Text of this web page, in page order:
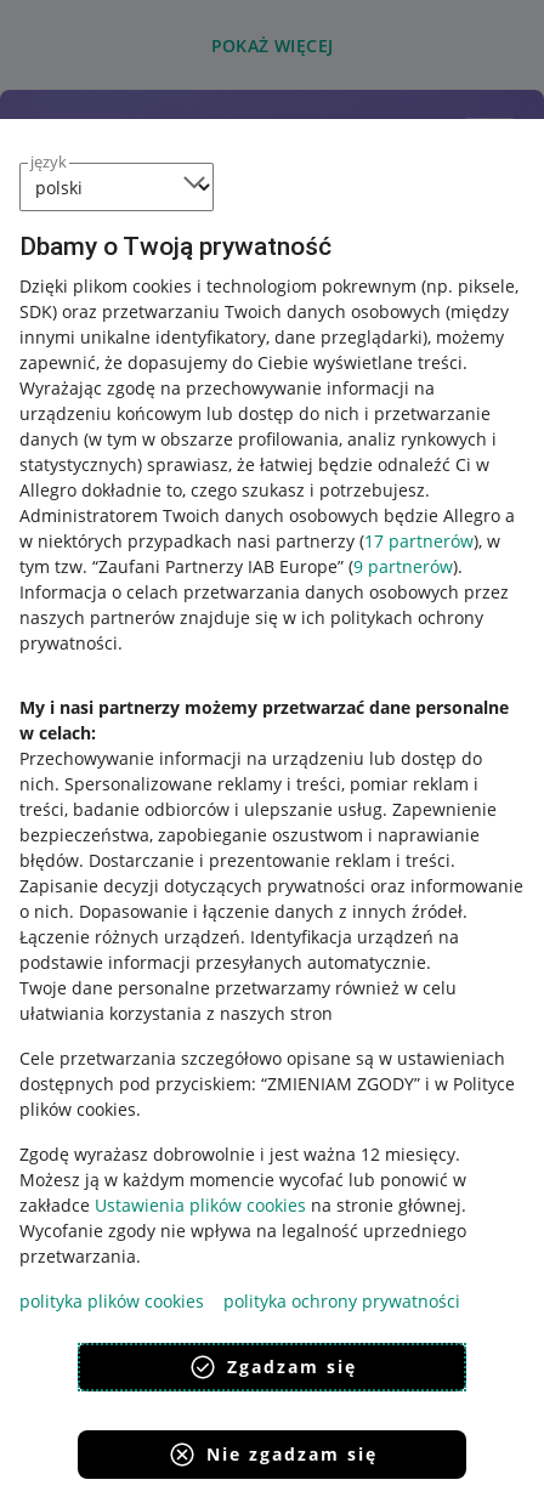
język
Dbamy o Twoją prywatność
Dzięki plikom cookies i technologiom pokrewnym (np. piksele,
SDK) oraz przetwarzaniu Twoich danych osobowych (między
innymi unikalne identyfikatory, dane przeglądarki), możemy
zapewnić, że dopasujemy do Ciebie wyświetlane treści.
Wyrażając zgodę na przechowywanie informacji na
urządzeniu końcowym lub dostęp do nich i przetwarzanie
danych (w tym w obszarze profilowania, analiz rynkowych i
statystycznych) sprawiasz, że łatwiej będzie odnaleźć Ci w
Allegro dokładnie to, czego szukasz i potrzebujesz.
Administratorem Twoich danych osobowych będzie Allegro a
w niektórych przypadkach nasi partnerzy (17 partnerów), w
tym tzw. “Zaufani Partnerzy IAB Europe” (9 partnerów).
Informacja o celach przetwarzania danych osobowych przez
naszych partnerów znajduje się w ich politykach ochrony
prywatności.
My i nasi partnerzy możemy przetwarzać dane personalne
w celach:
Przechowywanie informacji na urządzeniu lub dostęp do
nich. Spersonalizowane reklamy i treści, pomiar reklam i
treści, badanie odbiorców i ulepszanie usług. Zapewnienie
bezpieczeństwa, zapobieganie oszustwom i naprawianie
błędów. Dostarczanie i prezentowanie reklam i treści.
Zapisanie decyzji dotyczących prywatności oraz informowanie
o nich. Dopasowanie i łączenie danych z innych źródeł.
Łączenie różnych urządzeń. Identyfikacja urządzeń na
podstawie informacji przesyłanych automatycznie.
Twoje dane personalne przetwarzamy również w celu
ułatwiania korzystania z naszych stron
Cele przetwarzania szczegółowo opisane są w ustawieniach
dostępnych pod przyciskiem: “ZMIENIAM ZGODY” i w Polityce
plików cookies.
Zgodę wyrażasz dobrowolnie i jest ważna 12 miesięcy.
Możesz ją w każdym momencie wycofać lub ponowić w
zakładce Ustawienia plików cookies na stronie głównej.
Wycofanie zgody nie wpływa na legalność uprzedniego
przetwarzania.
polityka plików cookies
polityka ochrony prywatności
Zgadzam się
Nie zgadzam się
POKAŻ WIĘCEJ
Przydatne informacje
Jak to działa
Allegro Gadane dla sprzedających
Allegro Gadane dla kupujących
Mapa miejscowości
Informacje prawne
Regulamin
Polityka plików "cookies"
Ustawienia plików "cookies"
Udostępnianie lokalizacji
Informacje dla Aktu o Usługach Cyfrowych
Pobierz aplikację
Korzystanie z serwisu oznacza akceptacjęregulaminu